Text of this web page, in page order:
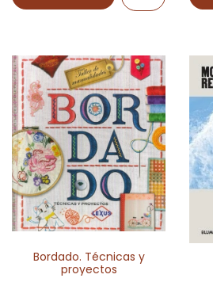
Bordado. Técnicas y
proyectos